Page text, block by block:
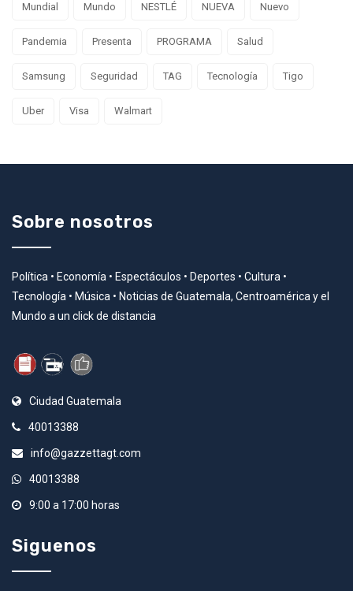
Mundial Mundo NESTLÉ NUEVA Nuevo
Pandemia Presenta PROGRAMA Salud
Samsung Seguridad TAG Tecnología Tigo
Uber Visa Walmart
Sobre nosotros
Política • Economía • Espectáculos • Deportes • Cultura •
Tecnología • Música • Noticias de Guatemala, Centroamérica y el
Mundo a un click de distancia
Ciudad Guatemala
40013388
info@gazzettagt.com
40013388
9:00 a 17:00 horas
Siguenos